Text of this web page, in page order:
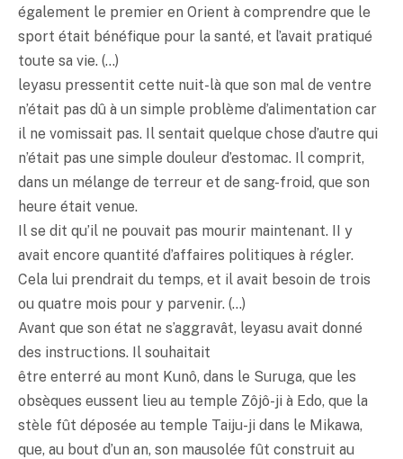
également le premier en Orient à comprendre que le
sport était bénéfique pour la santé, et l’avait pratiqué
toute sa vie. (…)
leyasu pressentit cette nuit-là que son mal de ventre
n’était pas dû à un simple problème d’alimentation car
il ne vomissait pas. Il sentait quelque chose d’autre qui
n’était pas une simple douleur d’estomac. Il comprit,
dans un mélange de terreur et de sang-froid, que son
heure était venue.
Il se dit qu’il ne pouvait pas mourir maintenant. II y
avait encore quantité d’affaires politiques à régler.
Cela lui prendrait du temps, et il avait besoin de trois
ou quatre mois pour y parvenir. (…)
Avant que son état ne s’aggravât, leyasu avait donné
des instructions. Il souhaitait
être enterré au mont Kunô, dans le Suruga, que les
obsèques eussent lieu au temple Zôjô-ji à Edo, que la
stèle fût déposée au temple Taiju-ji dans le Mikawa,
que, au bout d’un an, son mausolée fût construit au